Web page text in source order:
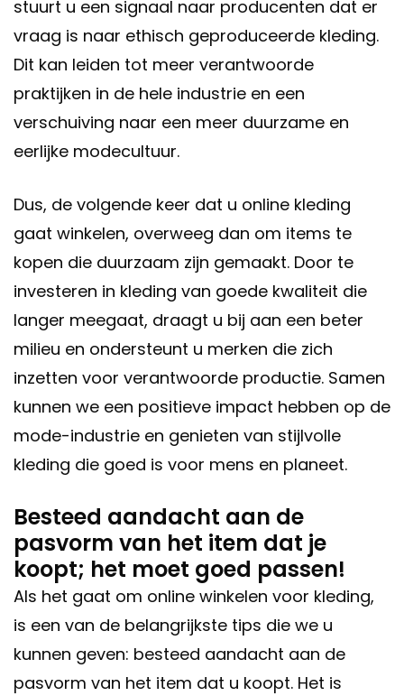
stuurt u een signaal naar producenten dat er
vraag is naar ethisch geproduceerde kleding.
Dit kan leiden tot meer verantwoorde
praktijken in de hele industrie en een
verschuiving naar een meer duurzame en
eerlijke modecultuur.
Dus, de volgende keer dat u online kleding
gaat winkelen, overweeg dan om items te
kopen die duurzaam zijn gemaakt. Door te
investeren in kleding van goede kwaliteit die
langer meegaat, draagt u bij aan een beter
milieu en ondersteunt u merken die zich
inzetten voor verantwoorde productie. Samen
kunnen we een positieve impact hebben op de
mode-industrie en genieten van stijlvolle
kleding die goed is voor mens en planeet.
Besteed aandacht aan de
pasvorm van het item dat je
koopt; het moet goed passen!
Als het gaat om online winkelen voor kleding,
is een van de belangrijkste tips die we u
kunnen geven: besteed aandacht aan de
pasvorm van het item dat u koopt. Het is